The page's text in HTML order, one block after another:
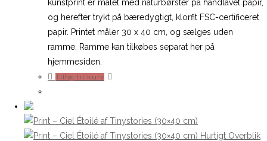
515,00 kr..257,50 kr..
kunstprint er malet med naturbørster på håndlavet papir,
og herefter trykt på bæredygtigt, klorfit FSC-certificeret
papir. Printet måler 30 x 40 cm, og sælges uden
ramme. Ramme kan tilkøbes separat her på
hjemmesiden.
Tilføj til kurv
Hurtigt Overblik